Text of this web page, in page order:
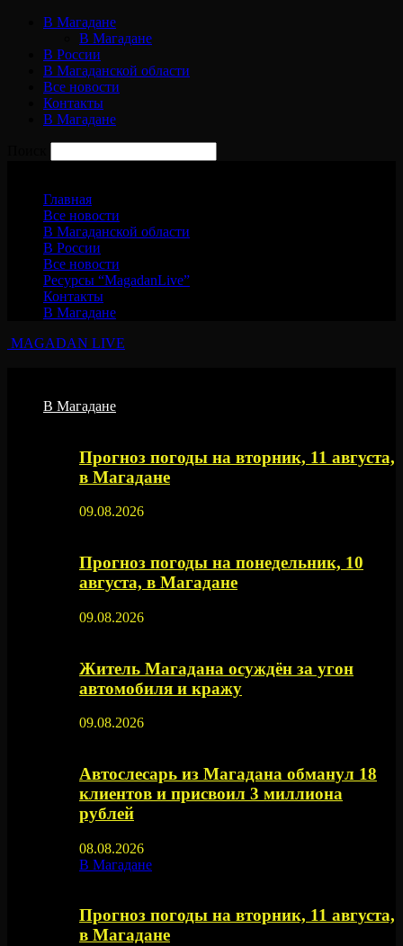
В Магадане
В Магадане
В России
В Магаданской области
Все новости
Контакты
В Магадане
Главная
Все новости
В Магаданской области
В России
Все новости
Ресурсы “MagadanLive”
Контакты
В Магадане
MAGADAN LIVE
В Магадане
Прогноз погоды на вторник, 11 августа,
в Магадане
09.08.2026
Прогноз погоды на понедельник, 10
августа, в Магадане
09.08.2026
Житель Магадана осуждён за угон
автомобиля и кражу
09.08.2026
Автослесарь из Магадана обманул 18
клиентов и присвоил 3 миллиона
рублей
08.08.2026
В Магадане
Прогноз погоды на вторник, 11 августа,
в Магадане